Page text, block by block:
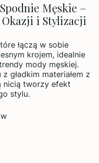
Męskie –
i Stylizacji
łączą w sobie
krojem, idealnie
mody męskiej.
gładkim materiałem z
nicią tworzy efekt
stylu.